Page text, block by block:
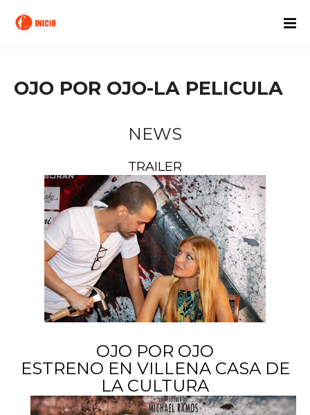
OJO POR OJO-LA PELICULA
NEWS
TRAILER
OJO POR OJO
ESTRENO EN VILLENA CASA DE
LA CULTURA